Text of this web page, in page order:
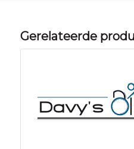
Gerelateerde